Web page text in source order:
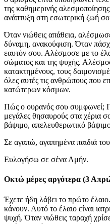
της καθημερινής
ανάπτυξη στη εσωτερική ζωή
Όταν νιώθεις απάθεια,
δύναμη, ανακούφιση. Όταν
εαυτόν σου. Αλέσμοσε με το
σώματος και της ψυχής.
κατακτημένους, τους
όλες αυτές τις ανθρώπους που
κατώτερων κόσμων.
Πώς ο ουρανός σου συμφωνεί;
μεγάλες θησαυρούς στα χέρια
βάψιμο, απελευθερωτικό
Σε αγαπώ, αγαπημένα παιδιά
Ευλογήσω σε σένα Αμήν.
Οκτώ μέρες αργότερα (3
Έχετε ήδη λάβει το πρώτο
κάνουν. Αυτό το έλαιο είναι
ψυχή. Όταν νιώθεις ταραχή